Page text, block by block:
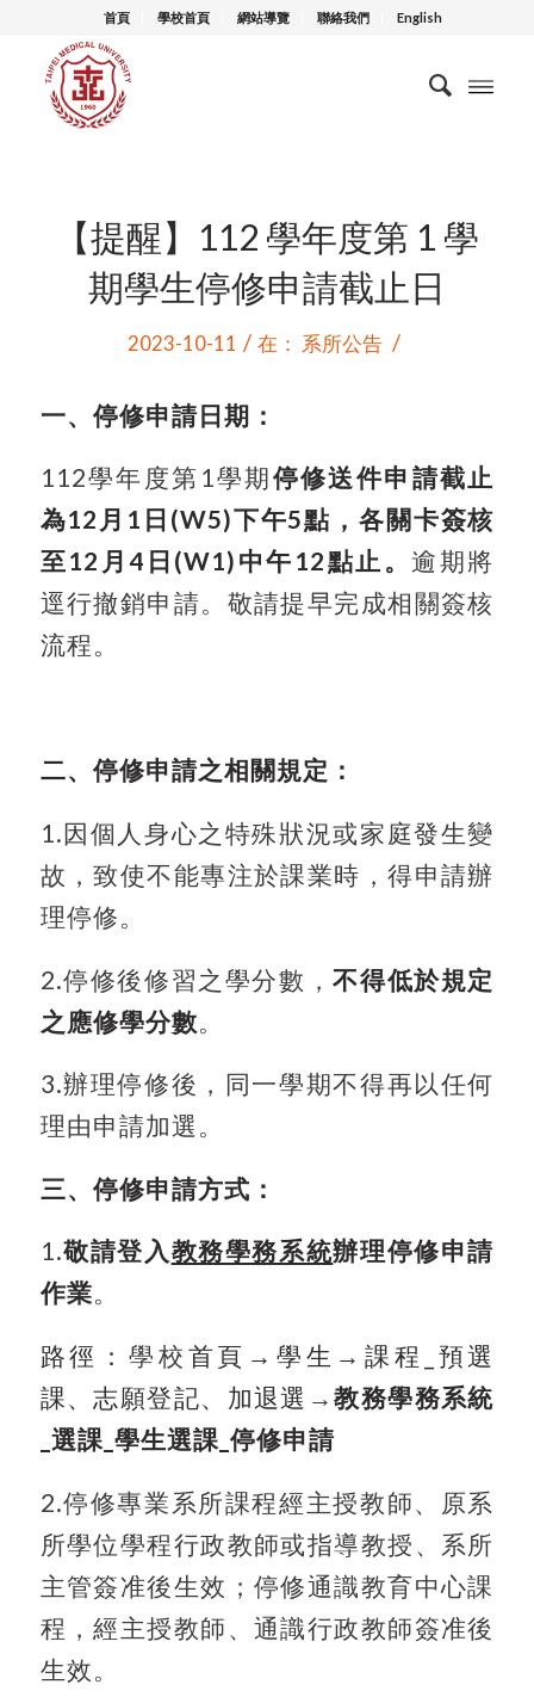
首頁 學校首頁 網站導覽 聯絡我們 English
【提醒】112 學年度第 1 學
期學生停修申請截止日
2023-10-11 / 在： 系所公告 /
一、停修申請日期：
112學年度第1學期停修送件申請截止
為12月1日 (W5)下午5點，各關卡簽核
至12 月4日(W1)中午12點止。逾期將
逕行撤銷申請。敬請提早完成相關簽核
流程。
二、停修申請之相關規定：
1.因個人身心之特殊狀況或家庭發生變
故，致使不能專注於課業時，得申請辦
理停修。
2.停修後修習之學分數，不得低於規定
之應修學分數 。
3.辦理停修後，同一學期不得再以任何
理由申請加選。
三、停修申請方式：
1.敬請登入 教務學務系統辦理停修申請
作業。
路徑： 學校 首頁→ 學生→ 課程_
預選
課、志願登記、加退選 → 教務學務系統
_選課_學生選課_停修申請
2.停修專業系所課程經主授教師、原系
所學位學程行政教師或指導教授、系所
主管簽准後生效；停修通識教育中心課
程，經主授教師、通識行政教師簽准後
生效。